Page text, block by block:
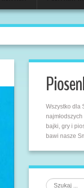
Wszystko dla
bajki, gry i
bawi nasze
Szukaj